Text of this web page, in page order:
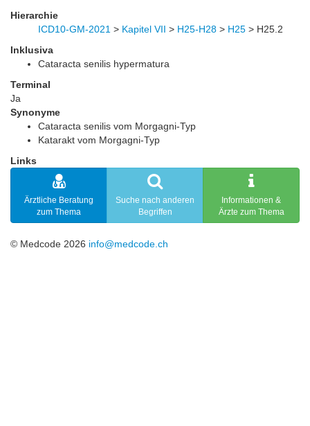
Hierarchie
ICD10-GM-2021 > Kapitel VII > H25-H28 > H25 > H25.2
Inklusiva
Cataracta senilis hypermatura
Terminal
Ja
Synonyme
Cataracta senilis vom Morgagni-Typ
Katarakt vom Morgagni-Typ
Links
Ärztliche Beratung
zum Thema
Suche nach anderen
Begriffen
Informationen &
Ärzte zum Thema
© Medcode 2026 info@medcode.ch